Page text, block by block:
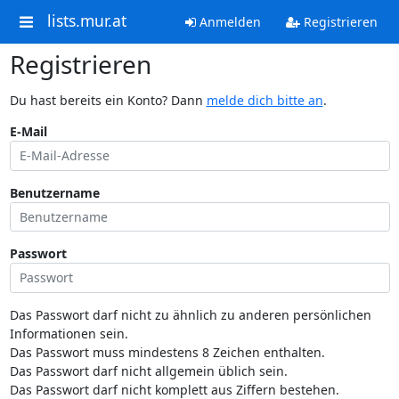
lists.mur.at Anmelden Registrieren
Registrieren
Du hast bereits ein Konto? Dann melde dich bitte an.
E-Mail
Benutzername
Passwort
Das Passwort darf nicht zu ähnlich zu anderen persönlichen
Informationen sein.
Das Passwort muss mindestens 8 Zeichen enthalten.
Das Passwort darf nicht allgemein üblich sein.
Das Passwort darf nicht komplett aus Ziffern bestehen.